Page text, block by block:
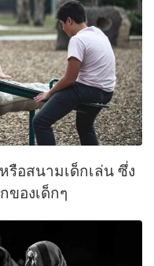
อสนามเด็กเล่น ซึ่ง
องเด็กๆ